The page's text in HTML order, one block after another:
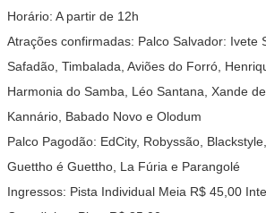
Horário: A partir de 12h
Atrações confirmadas: Palco Salvador: Ivete
Safadão, Timbalada, Aviões do Forró,
Harmonia do Samba, Léo Santana, Xande
Kannário, Babado Novo e Olodum
Palco Pagodão: EdCity, Robyssão,
Guettho é Guettho, La Fúria e Parangolé
Ingressos: Pista Individual Meia R$ 45,00